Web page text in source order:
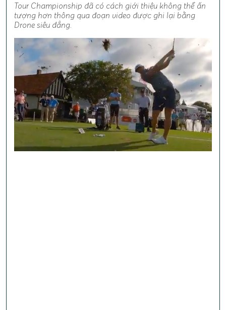
Tour Championship đã có cách giới thiệu không thể ấn
tượng hơn thông qua đoạn video được ghi lại bằng
Drone siêu đẳng.